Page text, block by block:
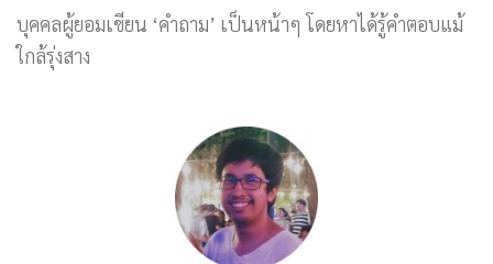
บุคคลผู้ยอมเขียน ‘คำถาม’ เป็นหน้าๆ โดยหาได้รู้คำตอบแม้
ใกล้รุ่งสาง